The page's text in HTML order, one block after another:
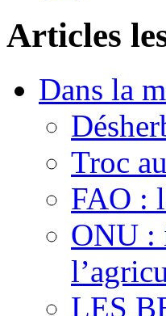
Articles
Dans la
Troc
FAO :
ONU :
LES